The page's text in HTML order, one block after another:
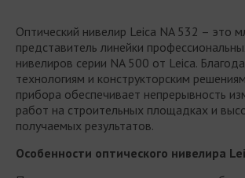
Оптический нивелир Leica NA 532 – это
представитель линейки
нивелиров серии NA 500 от Leica.
технологиям и конструкторским
прибора обеспечивает непрерывность
работ на строительных площадках и
получаемых результатов.
Особенности оптического нивелира